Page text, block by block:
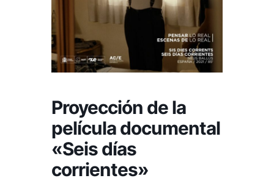
Proyección de la
película documental
«Seis días
corrientes»